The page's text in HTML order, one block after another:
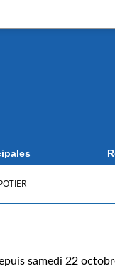
samedi 22